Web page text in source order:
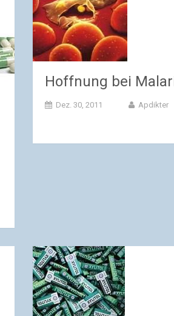
Hoffnung bei
Dez. 30, 2011 Apdikter